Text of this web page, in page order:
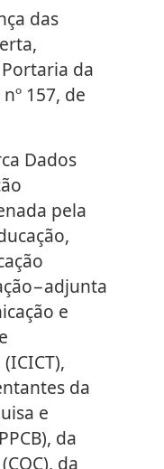
das
da
157, de
Dados
pela
e
da
e
da
da